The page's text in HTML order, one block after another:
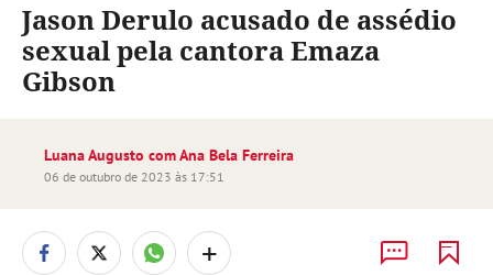
Jason Derulo acusado de assédio
sexual pela cantora Emaza
Gibson
Luana Augusto com Ana Bela Ferreira
06 de outubro de 2023 às 17:51
+